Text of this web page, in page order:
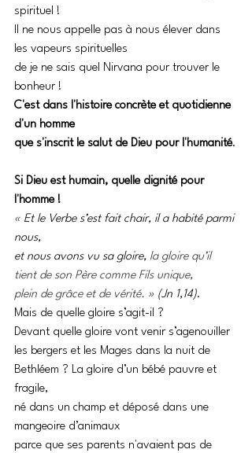
spirituel !
Il ne nous appelle pas à nous élever dans
les vapeurs spirituelles
de je ne sais quel Nirvana pour trouver le
bonheur !
C'est dans l'histoire concrète et quotidienne
d'un homme
que s'inscrit le salut de Dieu pour l'humanité.
Si Dieu est humain, quelle dignité pour
l'homme !
« Et le Verbe s’est fait chair, il a habité parmi
nous,
et nous avons vu sa gloire, la gloire qu’il
tient de son Père comme Fils unique,
plein de grâce et de vérité. » (Jn 1,14).
Mais de quelle gloire s’agit-il ?
Devant quelle gloire vont venir s’agenouiller
les bergers et les Mages dans la nuit de
Bethléem ? La gloire d’un bébé pauvre et
fragile,
né dans un champ et déposé dans une
mangeoire d’animaux
parce que ses parents n'avaient pas de